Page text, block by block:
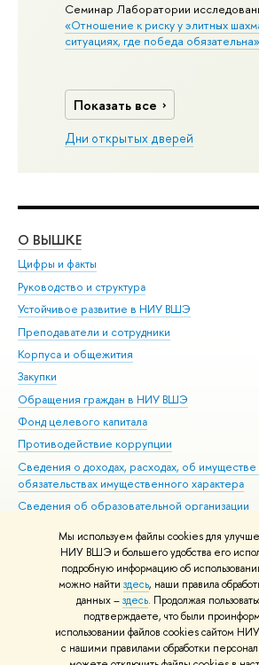
Мы используем файлы cookies для
НИУ ВШЭ и большего удобства его
подробную информацию об
можно найти здесь, наши правила
данных –здесь. Продолжая
подтверждаете, что были
использовании файлов cookies сайтом
с нашими правилами обработки
Семинар Лаборатории
«Отношение к риску у элитных
ситуациях, где победа обязательна»
Показать все
Дни открытых дверей
О ВЫШКЕ
Цифры и факты
Руководство и структура
Устойчивое развитие в НИУ ВШЭ
Преподаватели и сотрудники
Корпуса и общежития
Закупки
Обращения граждан в НИУ ВШЭ
Фонд целевого капитала
Противодействие коррупции
Сведения о доходах, расходах, об имуществе
обязательствах имущественного характера
Сведения об образовательной организации
Людям с ограниченными возможностями
Единая платежная страница
Работа в Вышке
© НИУ ВШЭ 1993–2026 Адреса и контакты
материалов Политика конфиденциальности